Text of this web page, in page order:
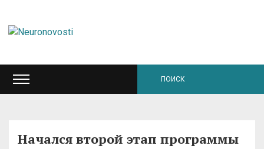
Начался второй этап программы